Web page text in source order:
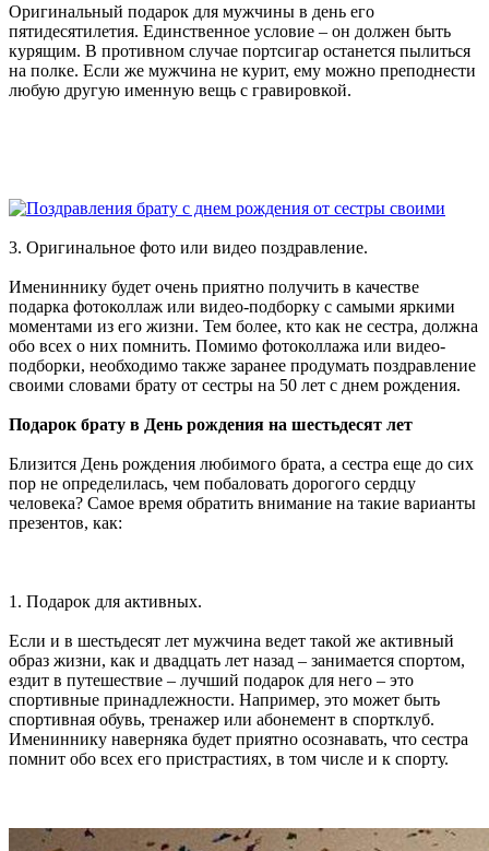
Оригинальный подарок для мужчины в день его
пятидесятилетия. Единственное условие – он должен быть
курящим. В противном случае портсигар останется пылиться
на полке. Если же мужчина не курит, ему можно преподнести
любую другую именную вещь с гравировкой.
3. Оригинальное фото или видео поздравление.
Имениннику будет очень приятно получить в качестве
подарка фотоколлаж или видео-подборку с самыми яркими
моментами из его жизни. Тем более, кто как не сестра, должна
обо всех о них помнить. Помимо фотоколлажа или видео-
подборки, необходимо также заранее продумать поздравление
своими словами брату от сестры на 50 лет с днем рождения.
Подарок брату в День рождения на шестьдесят лет
Близится День рождения любимого брата, а сестра еще до сих
пор не определилась, чем побаловать дорогого сердцу
человека? Самое время обратить внимание на такие варианты
презентов, как:
1. Подарок для активных.
Если и в шестьдесят лет мужчина ведет такой же активный
образ жизни, как и двадцать лет назад – занимается спортом,
ездит в путешествие – лучший подарок для него – это
спортивные принадлежности. Например, это может быть
спортивная обувь, тренажер или абонемент в спортклуб.
Имениннику наверняка будет приятно осознавать, что сестра
помнит обо всех его пристрастиях, в том числе и к спорту.